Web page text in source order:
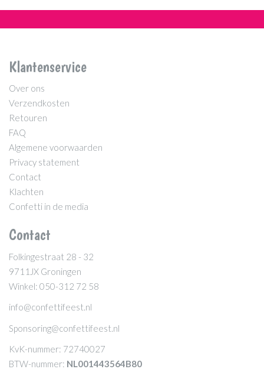
Klantenservice
Over ons
Verzendkosten
Retouren
FAQ
Algemene voorwaarden
Privacy statement
Contact
Klachten
Confetti in de media
Contact
Folkingestraat 28 - 32
9711JX Groningen
Winkel: 050-312 72 58
info@confettifeest.nl
Sponsoring@confettifeest.nl
KvK-nummer: 72740027
BTW-nummer: NL001443564B80